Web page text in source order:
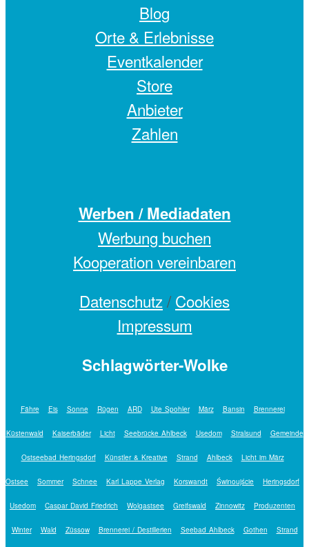
Blog
Orte & Erlebnisse
Eventkalender
Store
Anbieter
Zahlen
Werben / Mediadaten
Werbung buchen
Kooperation vereinbaren
Datenschutz/ Cookies
Impressum
Schlagwörter-Wolke
Fähre Eis Sonne Rügen ARD Ute Spohler März Bansin Brennerei
Küstenwald Kaiserbäder Licht Seebrücke Ahlbeck Usedom Stralsund Gemeinde
Ostseebad Heringsdorf Künstler & Kreative Strand Ahlbeck Licht im März
Ostsee Sommer Schnee Karl Lappe Verlag Korswandt Świnoujście Heringsdorf
Usedom Caspar David Friedrich Wolgastsee Greifswald Zinnowitz Produzenten
Winter Wald Züssow Brennerei / Destillerien Seebad Ahlbeck Gothen Strand